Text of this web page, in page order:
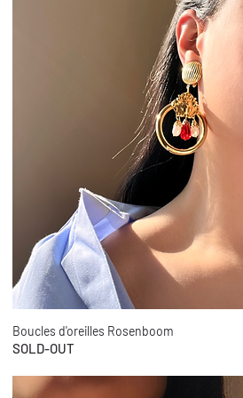
Aperçu rapide
Boucles d'oreilles Rosenboom
SOLD-OUT